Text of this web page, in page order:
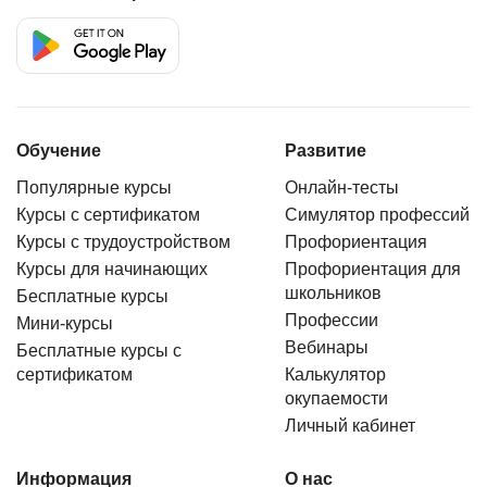
Обучение
Популярные курсы
Курсы с сертификатом
Курсы с трудоустройством
Курсы для начинающих
Бесплатные курсы
Мини-курсы
Бесплатные курсы с
сертификатом
Развитие
Онлайн-тесты
Симулятор профессий
Профориентация
Профориентация для
школьников
Профессии
Вебинары
Калькулятор
окупаемости
Личный кабинет
Информация О нас